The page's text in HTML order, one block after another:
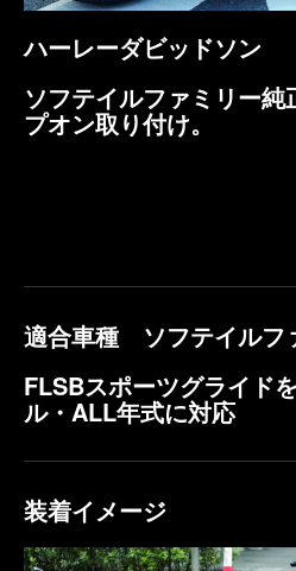
ハーレーダビッドソン
ソフテイルファミリー
プオン取り付け。
適合車種 ソフテイルフ
FLSBスポーツグライド
ル・ALL年式に対応
装着イメージ